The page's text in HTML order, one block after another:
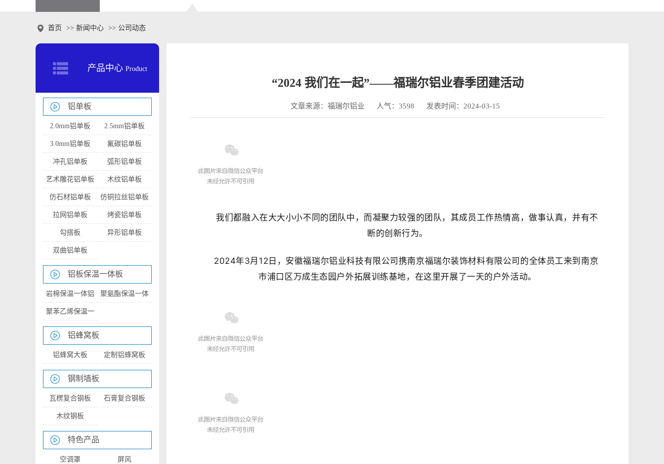
 首页 >> 新闻中心 >> 公司动态
产品中心 Product
铝单板
2.0mm铝单板 2.5mm铝单板
3.0mm铝单板 氟碳铝单板
冲孔铝单板 弧形铝单板
艺术雕花铝单板 木纹铝单板
仿石材铝单板 仿铜拉丝铝单板
拉网铝单板 烤瓷铝单板
勾搭板 异形铝单板
双曲铝单板
铝板保温一体板
岩棉保温一体铝
板
聚氨酯保温一体
聚苯乙烯保温一
体铝板
铝蜂窝板
铝蜂窝大板 定制铝蜂窝板
钢制墙板
瓦楞复合钢板 石膏复合钢板
木纹钢板
特色产品
空调罩 屏风
“2024 我们在一起”——福瑞尔铝业春季团建活动
文章来源：福瑞尔铝业 人气：3598 发表时间：2024-03-15
我们都融入在大大小小不同的团队中，而凝聚力较强的团队，其成员工作热情高，做事认真，并有不
断的创新行为。
2024年3月12日，安徽福瑞尔铝业科技有限公司携南京福瑞尔装饰材料有限公司的全体员工来到南京
市浦口区万成生态园户外拓展训练基地，在这里开展了一天的户外活动。